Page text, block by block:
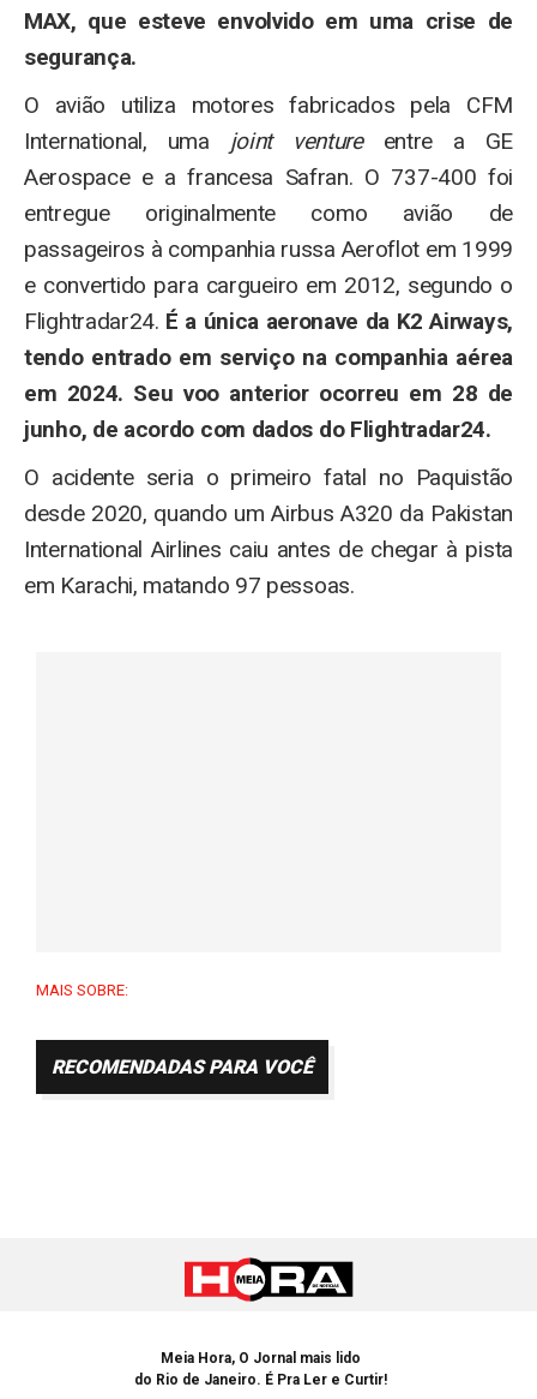
MAX, que esteve envolvido em uma crise de
segurança.
O avião utiliza motores fabricados pela CFM
International, uma joint ventureentre a GE
Aerospace e a francesa Safran. O 737-400 foi
entregue originalmente como avião de
passageiros à companhia russa Aeroflot em 1999
e convertido para cargueiro em 2012, segundo o
Flightradar24. É a única aeronave da K2 Airways,
tendo entrado em serviço na companhia aérea
em 2024. Seu voo anterior ocorreu em 28 de
junho, de acordo com dados do Flightradar24.
O acidente seria o primeiro fatal no Paquistão
desde 2020, quando um Airbus A320 da Pakistan
International Airlines caiu antes de chegar à pista
em Karachi, matando 97 pessoas.
MAIS SOBRE:
RECOMENDADAS PARA VOCÊ
Meia Hora, O Jornal mais lido
do Rio de Janeiro. É Pra Ler e Curtir!